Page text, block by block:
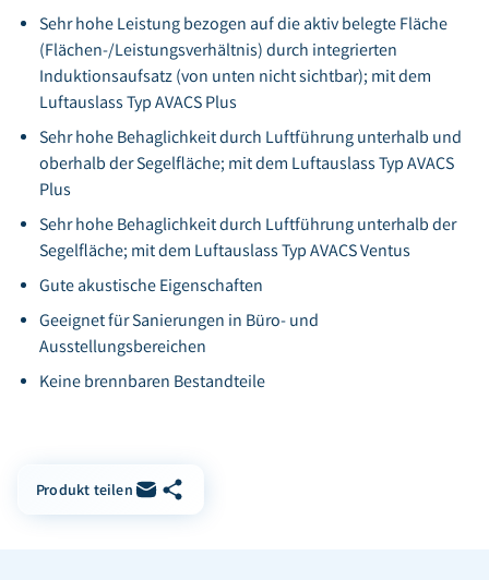
Sehr hohe Leistung bezogen auf die aktiv belegte Fläche
(Flächen-/Leistungsverhältnis) durch integrierten
Induktionsaufsatz (von unten nicht sichtbar); mit dem
Luftauslass Typ AVACS Plus
Sehr hohe Behaglichkeit durch Luftführung unterhalb und
oberhalb der Segelfläche; mit dem Luftauslass Typ AVACS
Plus
Sehr hohe Behaglichkeit durch Luftführung unterhalb der
Segelfläche; mit dem Luftauslass Typ AVACS Ventus
Gute akustische Eigenschaften
Geeignet für Sanierungen in Büro- und
Ausstellungsbereichen
Keine brennbaren Bestandteile
Produkt teilenPer E-Mail teilen
Link kopieren